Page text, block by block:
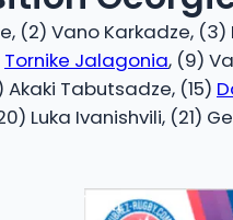
(2) Vano Karkadze,
Tornike Jalagonia, (9)
Akaki Tabutsadze, (15)
Luka Ivanishvili, (21)